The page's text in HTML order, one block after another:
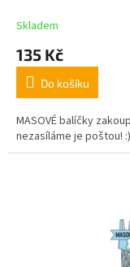
Skladem
135 Kč
Do košíku
MASOVÉ balíčky
nezasíláme je poštou! :)